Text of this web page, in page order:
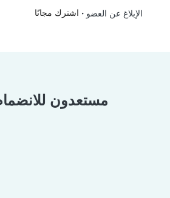
الإبلاغ عن العضو • اشترك مجانًا
مستعدون للانضمام